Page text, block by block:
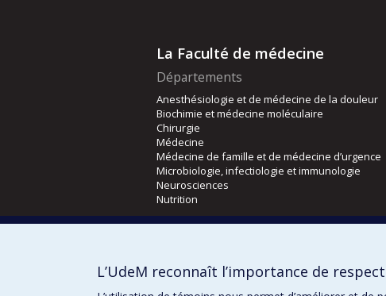
La Faculté de médecine
Départements
Anesthésiologie et de médecine de la douleur
Biochimie et médecine moléculaire
Chirurgie
Médecine
Médecine de famille et de médecine d’urgence
Microbiologie, infectiologie et immunologie
Neurosciences
Nutrition
Orthophonie et audiologie
L’UdeM reconnaît l’importance de